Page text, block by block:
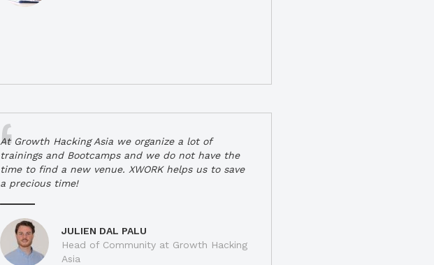
At Growth Hacking Asia we organize a lot of
trainings and Bootcamps and we do not have the
time to find a new venue. XWORK helps us to save
a precious time!
JULIEN DAL PALU
Head of Community at Growth Hacking
Asia